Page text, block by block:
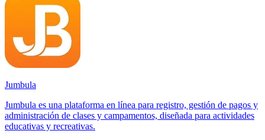
Jumbula
Jumbula es una plataforma en línea para registro, gestión de pagos y
administración de clases y campamentos, diseñada para actividades
educativas y recreativas.